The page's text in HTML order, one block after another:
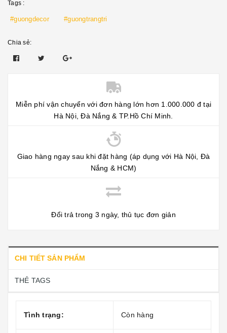
Tags :
#guongdecor #guongtrangtri
Chia sẻ:
Miễn phí vận chuyển với đơn hàng lớn hơn 1.000.000 đ tại
Hà Nội, Đà Nắng & TP.Hồ Chí Minh.
Giao hàng ngay sau khi đặt hàng (áp dụng với Hà Nội, Đà
Nắng & HCM)
Đổi trả trong 3 ngày, thủ tục đơn giản
CHI TIẾT SẢN PHẨM
THẺ TAGS
Tình trạng: Còn hàng